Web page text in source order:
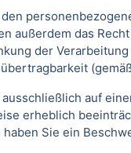
außerdem das
der
auf
erheblich
Sie ein